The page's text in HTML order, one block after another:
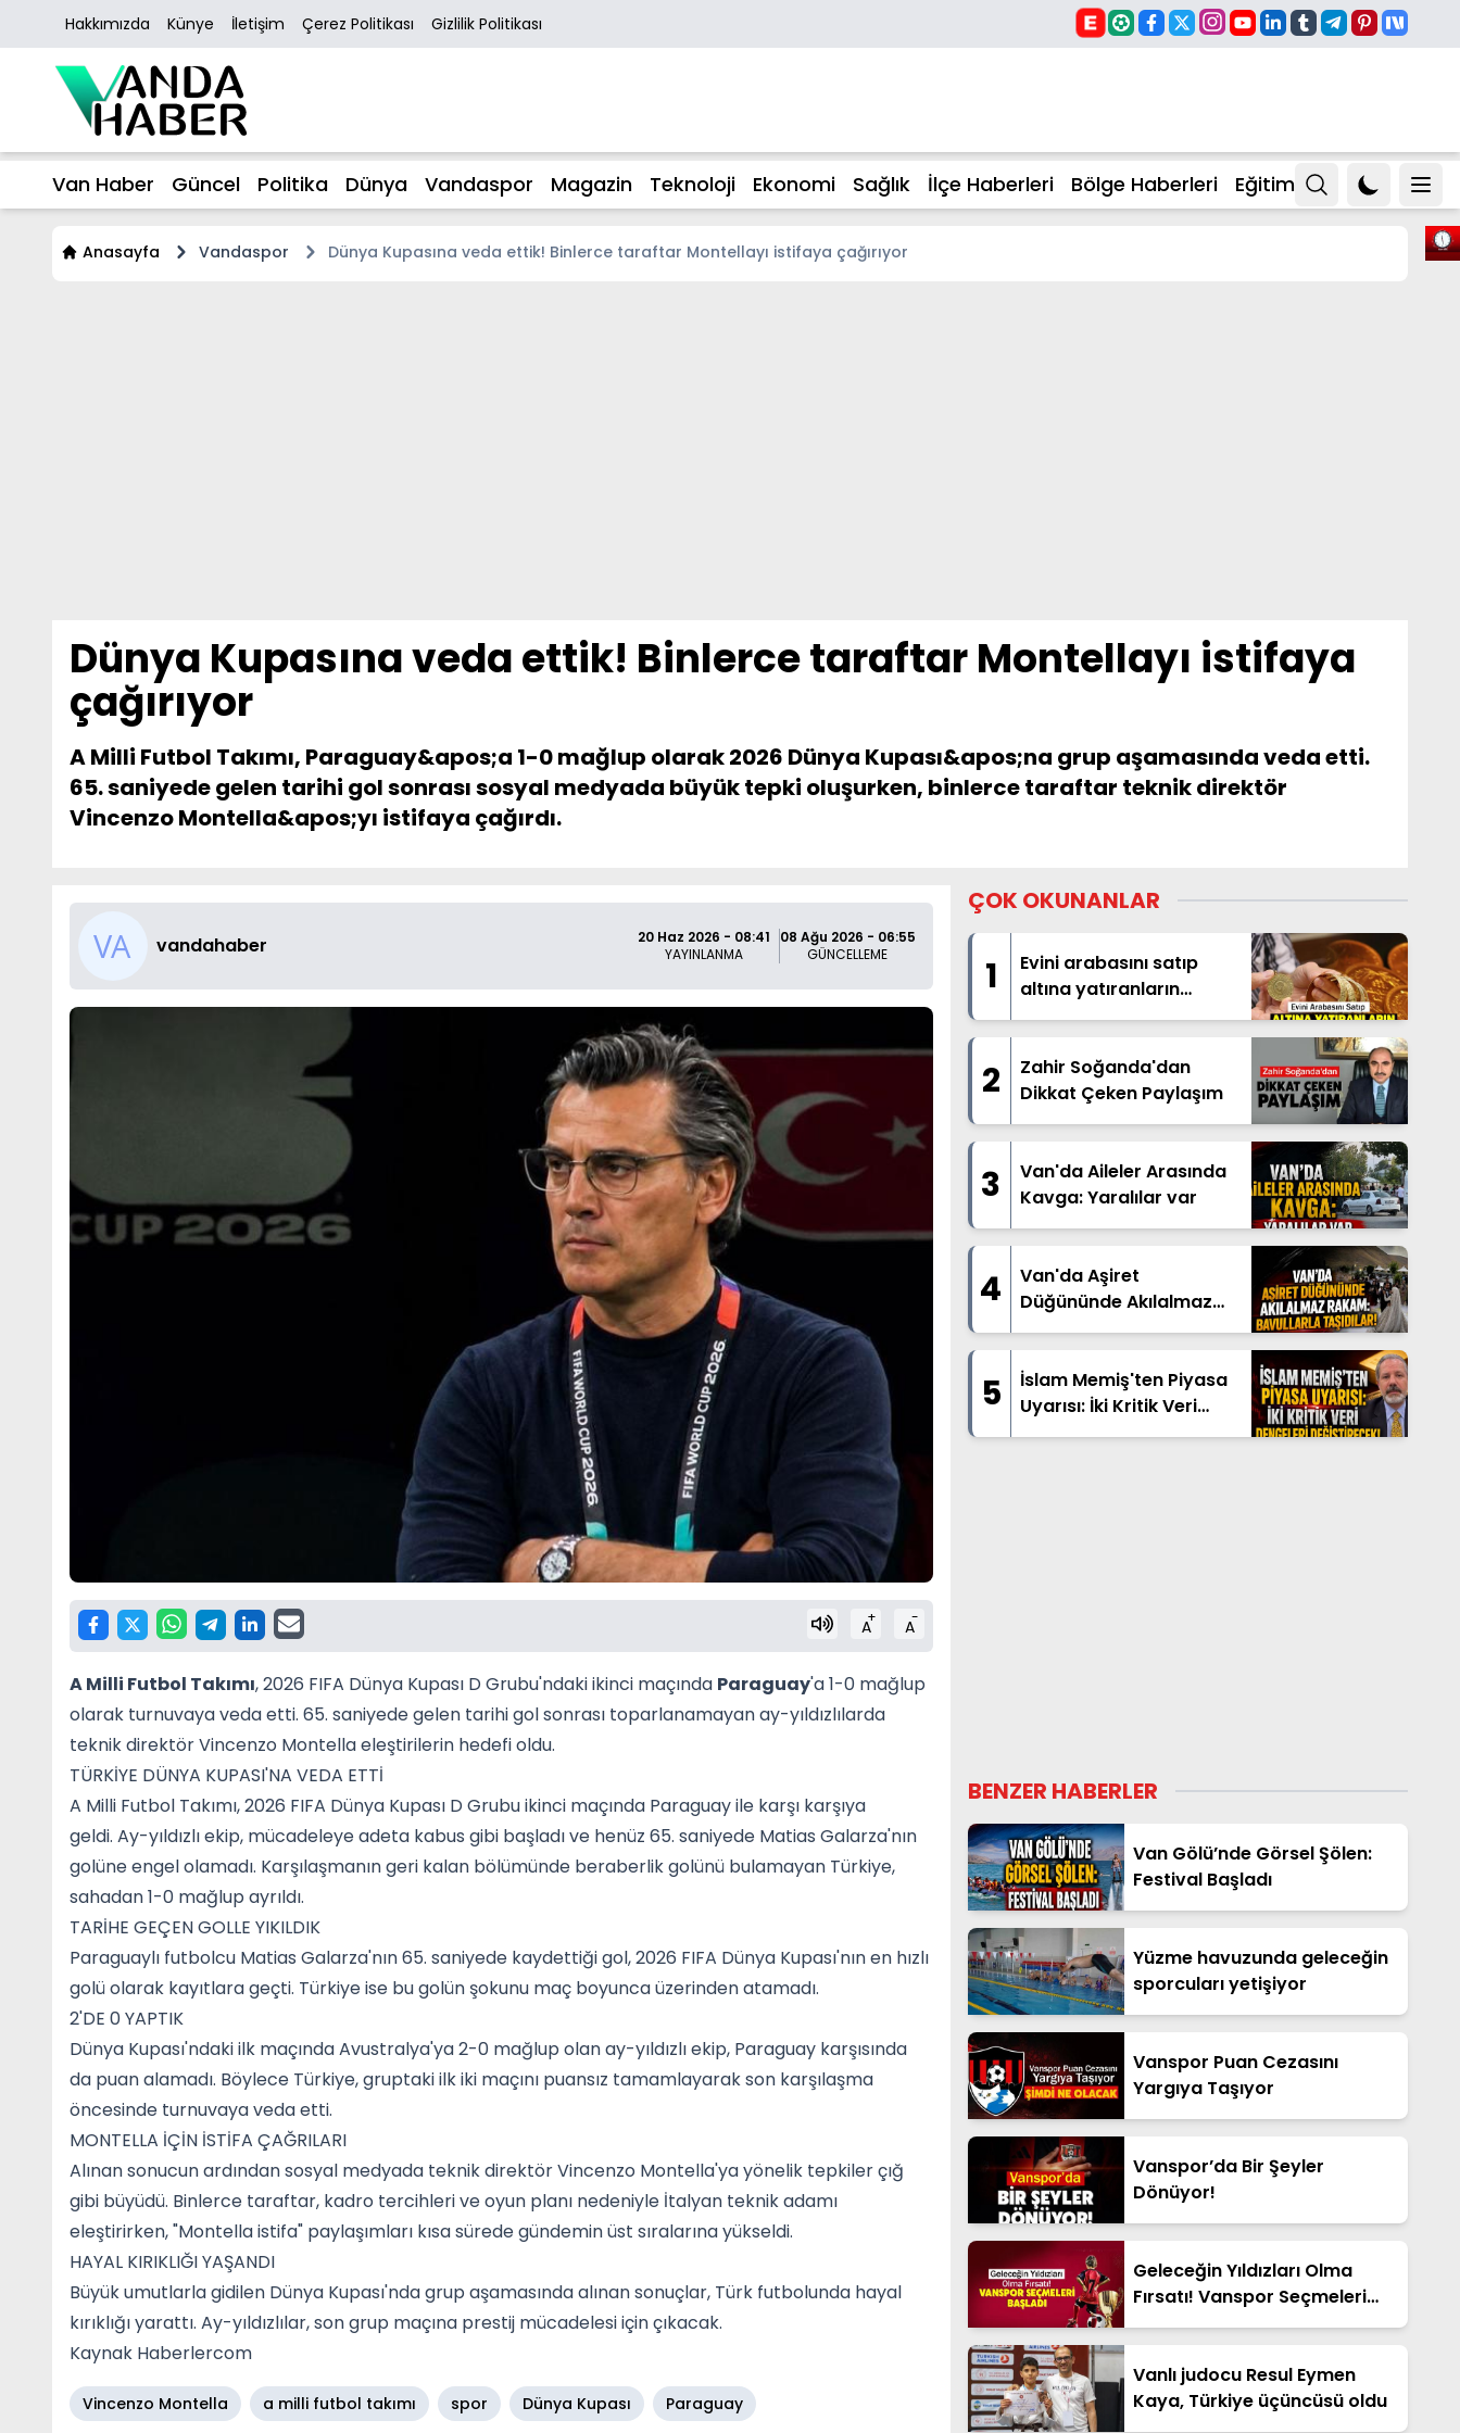
Hakkımızda Künye İletişim Çerez Politikası Gizlilik Politikası
Van Haber Güncel Politika Dünya Vandaspor Magazin Teknoloji Ekonomi Sağlık İlçe Haberleri Bölge Haberleri Eğitim
Anasayfa Vandaspor Dünya Kupasına veda ettik! Binlerce taraftar Montellayı istifaya çağırıyor
Dünya Kupasına veda ettik! Binlerce taraftar Montellayı istifaya
çağırıyor
A Milli Futbol Takımı, Paraguay&apos;a 1-0 mağlup olarak 2026 Dünya Kupası&apos;na grup aşamasında veda etti.
65. saniyede gelen tarihi gol sonrası sosyal medyada büyük tepki oluşurken, binlerce taraftar teknik direktör
Vincenzo Montella&apos;yı istifaya çağırdı.
vandahaber
20 Haz 2026 - 08:41
YAYINLANMA
08 Ağu 2026 - 06:55
GÜNCELLEME
A+ A-
A Milli Futbol Takımı, 2026 FIFA Dünya Kupası D Grubu'ndaki ikinci maçında Paraguay'a 1-0 mağlup
olarak turnuvaya veda etti. 65. saniyede gelen tarihi gol sonrası toparlanamayan ay-yıldızlılarda
teknik direktör Vincenzo Montella eleştirilerin hedefi oldu.
TÜRKİYE DÜNYA KUPASI'NA VEDA ETTİ
A Milli Futbol Takımı, 2026 FIFA Dünya Kupası D Grubu ikinci maçında Paraguay ile karşı karşıya
geldi. Ay-yıldızlı ekip, mücadeleye adeta kabus gibi başladı ve henüz 65. saniyede Matias Galarza'nın
golüne engel olamadı. Karşılaşmanın geri kalan bölümünde beraberlik golünü bulamayan Türkiye,
sahadan 1-0 mağlup ayrıldı.
TARİHE GEÇEN GOLLE YIKILDIK
Paraguaylı futbolcu Matias Galarza'nın 65. saniyede kaydettiği gol, 2026 FIFA Dünya Kupası'nın en hızlı
golü olarak kayıtlara geçti. Türkiye ise bu golün şokunu maç boyunca üzerinden atamadı.
2'DE 0 YAPTIK
Dünya Kupası'ndaki ilk maçında Avustralya'ya 2-0 mağlup olan ay-yıldızlı ekip, Paraguay karşısında
da puan alamadı. Böylece Türkiye, gruptaki ilk iki maçını puansız tamamlayarak son karşılaşma
öncesinde turnuvaya veda etti.
MONTELLA İÇİN İSTİFA ÇAĞRILARI
Alınan sonucun ardından sosyal medyada teknik direktör Vincenzo Montella'ya yönelik tepkiler çığ
gibi büyüdü. Binlerce taraftar, kadro tercihleri ve oyun planı nedeniyle İtalyan teknik adamı
eleştirirken, "Montella istifa" paylaşımları kısa sürede gündemin üst sıralarına yükseldi.
HAYAL KIRIKLIĞI YAŞANDI
Büyük umutlarla gidilen Dünya Kupası'nda grup aşamasında alınan sonuçlar, Türk futbolunda hayal
kırıklığı yarattı. Ay-yıldızlılar, son grup maçına prestij mücadelesi için çıkacak.
Kaynak Haberlercom
Vincenzo Montella a milli futbol takımı spor Dünya Kupası Paraguay
ÇOK OKUNANLAR
1
Evini arabasını satıp
altına yatıranların
beklediği haber geldi
2
Zahir Soğanda'dan
Dikkat Çeken Paylaşım
3
Van'da Aileler Arasında
Kavga: Yaralılar var
4
Van'da Aşiret
Düğününde Akılalmaz
Rakam: Bavullarla
5
İslam Memiş'ten Piyasa
Uyarısı: İki Kritik Veri
Dengeleri Değiştirecek!
BENZER HABERLER
Van Gölü’nde Görsel Şölen:
Festival Başladı
Yüzme havuzunda geleceğin
sporcuları yetişiyor
Vanspor Puan Cezasını
Yargıya Taşıyor
Vanspor’da Bir Şeyler
Dönüyor!
Geleceğin Yıldızları Olma
Fırsatı! Vanspor Seçmeleri
Başladı
Vanlı judocu Resul Eymen
Kaya, Türkiye üçüncüsü oldu